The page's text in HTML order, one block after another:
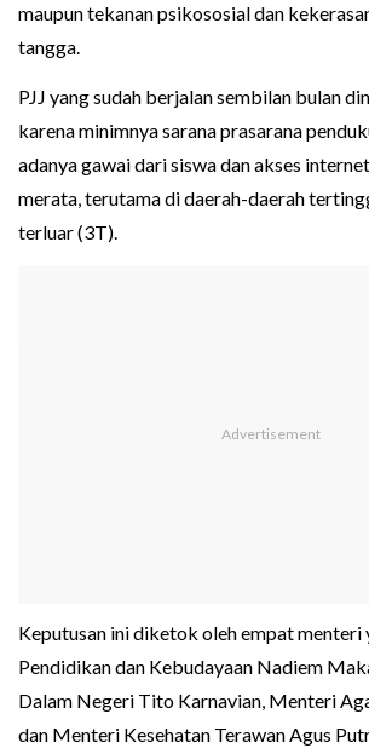
maupun tekanan psikososial dan
tangga.
PJJ yang sudah berjalan sembilan bulan
karena minimnya sarana prasarana
adanya gawai dari siswa dan akses
merata, terutama di daerah-daerah
terluar (3T).
Keputusan ini diketok oleh empat
Pendidikan dan Kebudayaan Nadiem
Dalam Negeri Tito Karnavian, Menteri
dan Menteri Kesehatan Terawan Agus